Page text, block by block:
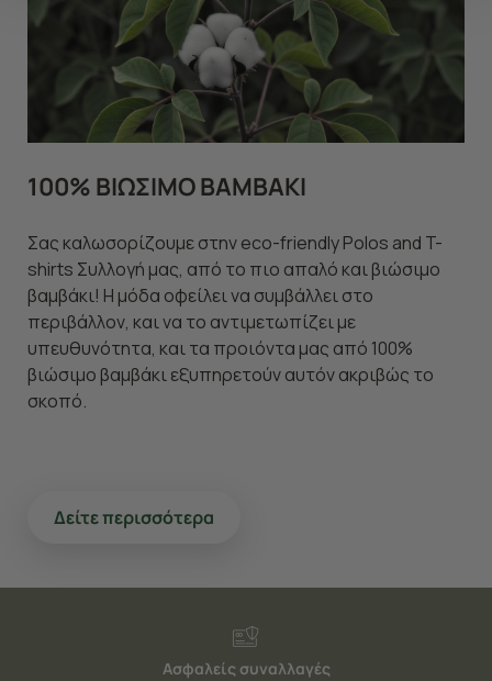
"Ρυθμίσεις Cookies " ανά πάσα στιγμή με ισχύ για το
μέλλον. Εάν επιθυμείτε να μάθετε περισσότερα
σχετικά με τα cookies, επισκεφθείτε οποιαδήποτε στιγμή
τη σελίδαΠολιτική cookies (link)
100% ΒΙΩΣΙΜΟ ΒΑΜΒΑΚΙ
Σας καλωσορίζουμε στην eco-friendly Polos and T-
shirts Συλλογή μας, από το πιο απαλό και βιώσιμο
βαμβάκι! Η μόδα οφείλει να συμβάλλει στο
περιβάλλον, και να το αντιμετωπίζει με
υπευθυνότητα, και τα προιόντα μας από 100%
βιώσιμο βαμβάκι εξυπηρετούν αυτόν ακριβώς το
σκοπό.
Δείτε περισσότερα
Ασφαλείς συναλλαγές